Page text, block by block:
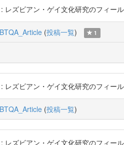
: レズビアン・ゲイ文化研究のフィ
(投稿一覧) 1
: レズビアン・ゲイ文化研究のフィ
(投稿一覧)
: レズビアン・ゲイ文化研究のフィ